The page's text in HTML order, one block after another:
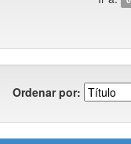
Ordenar por: